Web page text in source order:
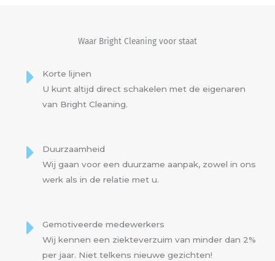
Waar Bright Cleaning voor staat
Korte lijnen
U kunt altijd direct schakelen met de eigenaren
van Bright Cleaning.
Duurzaamheid
Wij gaan voor een duurzame aanpak, zowel in ons
werk als in de relatie met u.
Gemotiveerde medewerkers
Wij kennen een ziekteverzuim van minder dan 2%
per jaar. Niet telkens nieuwe gezichten!